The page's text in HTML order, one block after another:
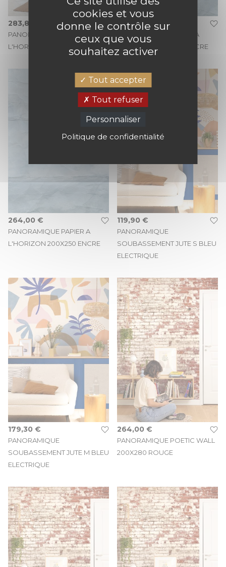
PANORAMIQUE PAPIER A
L'HORIZON 200X280 ENCRE
283,80 €
PANORAMIQUE PAPIER A
L'HORIZON 200X310 ENCRE
305,80 €
PANORAMIQUE PAPIER A
L'HORIZON 200X250 ENCRE
264,00 €
PANORAMIQUE
SOUBASSEMENT JUTE S BLEU
ELECTRIQUE
119,90 €
PANORAMIQUE
SOUBASSEMENT JUTE M BLEU
ELECTRIQUE
179,30 €
PANORAMIQUE POETIC WALL
200X280 ROUGE
264,00 €
cookies et vous
donne le contrôle sur
ceux que vous
souhaitez activer
Tout accepter
Tout refuser
Personnaliser
Politique de confidentialité